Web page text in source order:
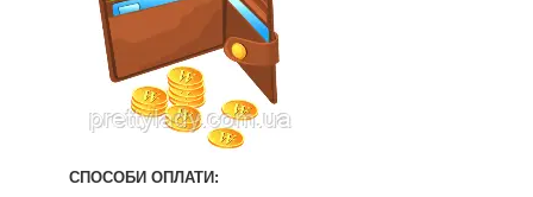
СПОСОБИ ОПЛАТИ: